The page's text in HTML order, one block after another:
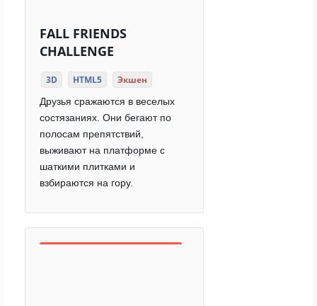
FALL FRIENDS
CHALLENGE
3D HTML5 Экшен
Друзья сражаются в веселых
состязаниях. Они бегают по
полосам препятствий,
выживают на платформе с
шаткими плитками и
взбираются на гору.